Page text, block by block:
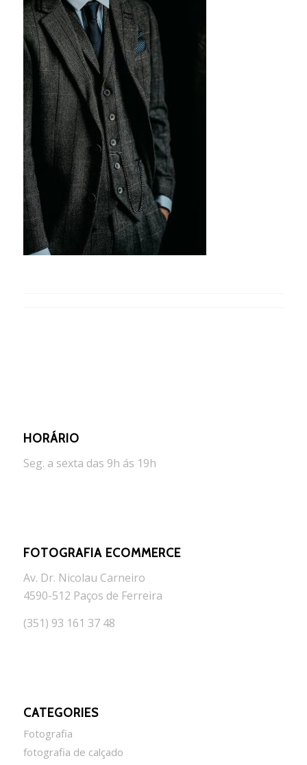
HORÁRIO
Seg. a sexta das 9h ás 19h
FOTOGRAFIA ECOMMERCE
Av. Dr. Nicolau Carneiro
4590-512 Paços de Ferreira
(351) 93 161 37 48
CATEGORIES
Fotografia
fotografia de calçado